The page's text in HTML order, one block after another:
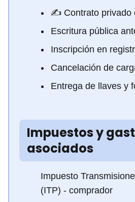
✍️ Contrato privado
Escritura pública
Inscripción en
Cancelación de
Entrega de llaves y
Impuestos y
asociados
Impuesto
(ITP) - comprador